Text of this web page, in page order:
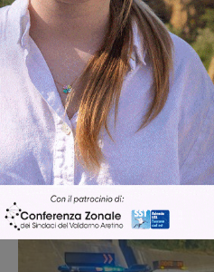
pubblici: Prima Montevarchi
ringrazia l’Amministrazione
comunale
Ultime Notizie